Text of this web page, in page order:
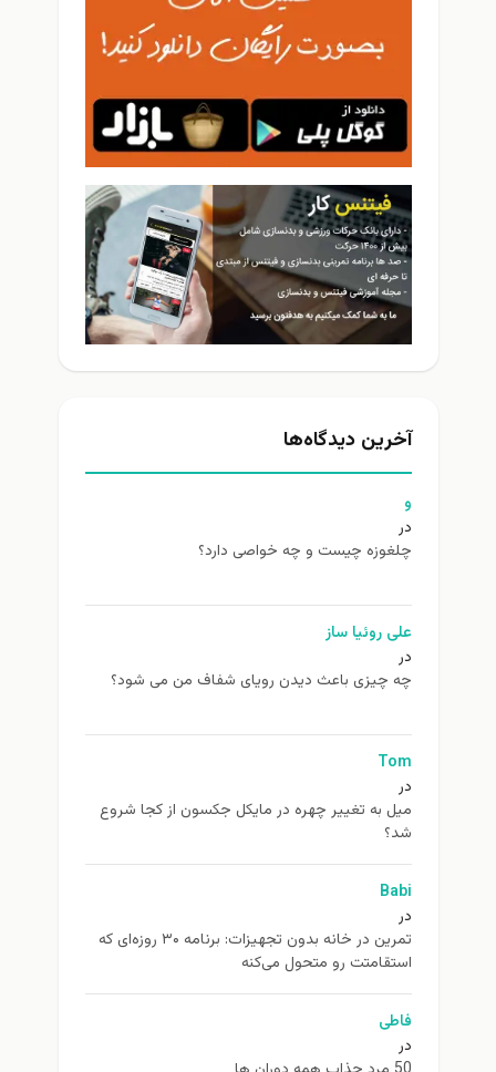
آخرین دیدگاه‌ها
و
در
چلغوزه چیست و چه خواصی دارد؟
علی روئیا ساز
در
چه چیزی باعث دیدن رویای شفاف من می شود؟
Tom
در
ميل به تغيير چهره در مایکل جکسون از كجا شروع
شد؟
Babi
در
تمرین در خانه بدون تجهیزات: برنامه ۳۰ روزه‌ای که
استقامتت رو متحول می‌کنه
فاطی
در